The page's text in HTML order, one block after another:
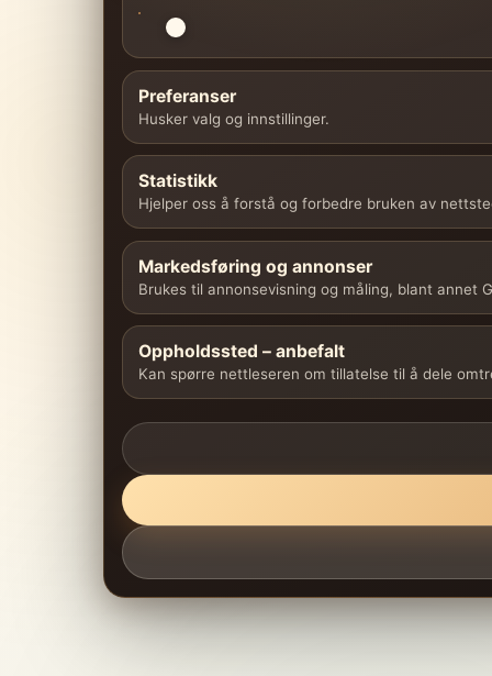
Preferanser
Husker valg og innstillinger.
Statistikk
Hjelper oss å forstå og forbedre bruken av
Markedsføring og annonser
Brukes til annonsevisning og måling, blant annet
Oppholdssted – anbefalt
Kan spørre nettleseren om tillatelse til å dele